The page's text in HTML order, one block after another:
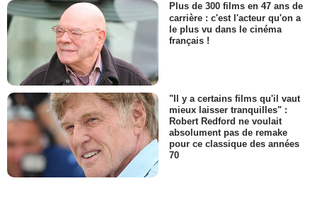
Plus de 300 films en 47 ans de
carrière : c'est l'acteur qu'on a
le plus vu dans le cinéma
français !
"Il y a certains films qu'il vaut
mieux laisser tranquilles" :
Robert Redford ne voulait
absolument pas de remake
pour ce classique des années
70